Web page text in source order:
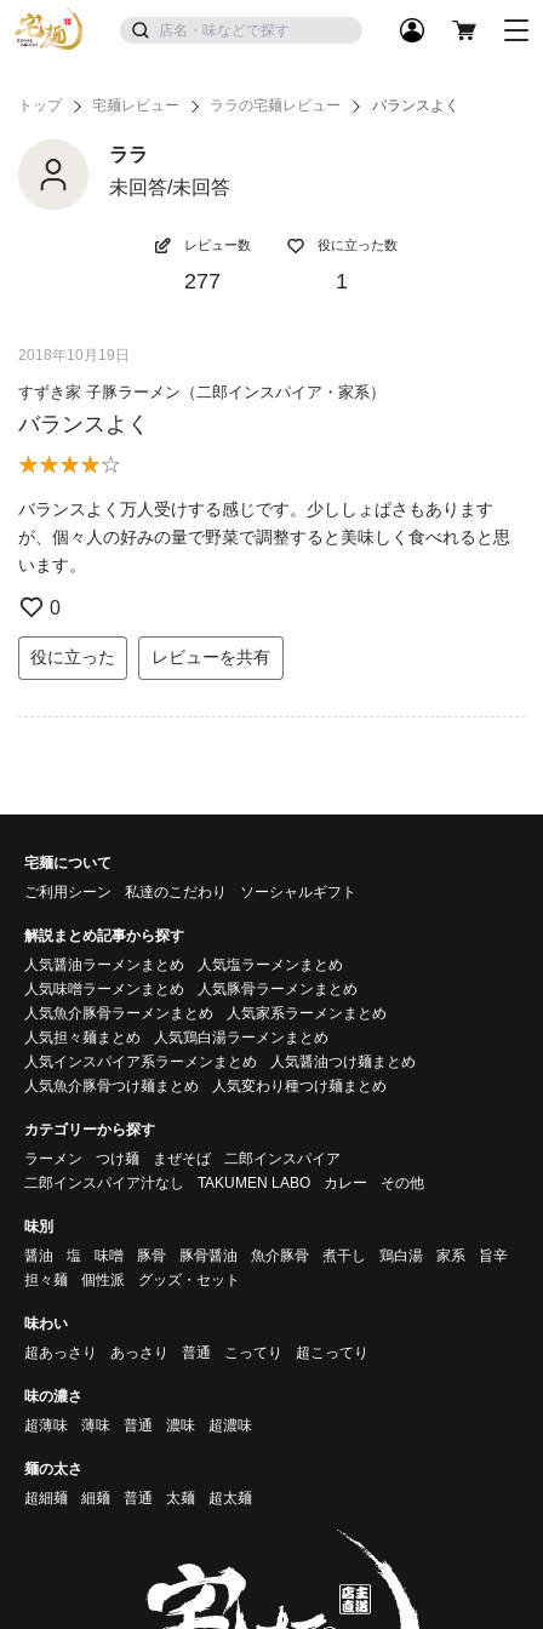
トップ 宅麺レビュー ララの宅麺レビュー バランスよく
ララ
未回答/未回答
レビュー数
277
役に立った数
1
2018年10月19日
すずき家 子豚ラーメン（二郎インスパイア・家系）
バランスよく
バランスよく万人受けする感じです。少ししょぱさもあります
が、個々人の好みの量で野菜で調整すると美味しく食べれると思
います。
0
役に立った レビューを共有
宅麺について
ご利用シーン
私達のこだわり ソーシャルギフト
解説まとめ記事から探す
人気醤油ラーメンまとめ
人気塩ラーメンまとめ
人気味噌ラーメンまとめ
人気豚骨ラーメンまとめ
人気魚介豚骨ラーメンまとめ
人気家系ラーメンまとめ
人気担々麺まとめ
人気鶏白湯ラーメンまとめ
人気インスパイア系ラーメンまとめ
人気醤油つけ麺まとめ
人気魚介豚骨つけ麺まとめ
人気変わり種つけ麺まとめ
カテゴリーから探す
ラーメン
つけ麺 まぜそば
二郎インスパイア
二郎インスパイア汁なし
TAKUMEN LABO カレー その他
味別
醤油
塩 味噌 豚骨 豚骨醤油 魚介豚骨 煮干し 鶏白湯 家系
旨辛
担々麺
個性派 グッズ・セット
味わい
超あっさり
あっさり 普通 こってり 超こってり
味の濃さ
超薄味
薄味 普通 濃味 超濃味
麺の太さ
超細麺
細麺 普通 太麺 超太麺